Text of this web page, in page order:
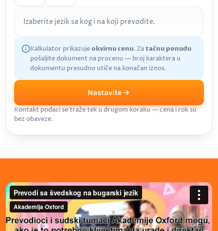
Izaberite jezik sa kog i na koji prevodite.
Kalkulator prikazujeokvirnu cenu. Zatačnu ponudu
pošaljite dokument na procenu — broj karaktera u
dokumentu presudno utiče na konačan iznos.
Nastavite
Kontakt podaci se traže tek u drugom koraku — cena i rok su
bez obaveze.